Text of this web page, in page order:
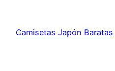
contenido
Camisetas Japón Baratas